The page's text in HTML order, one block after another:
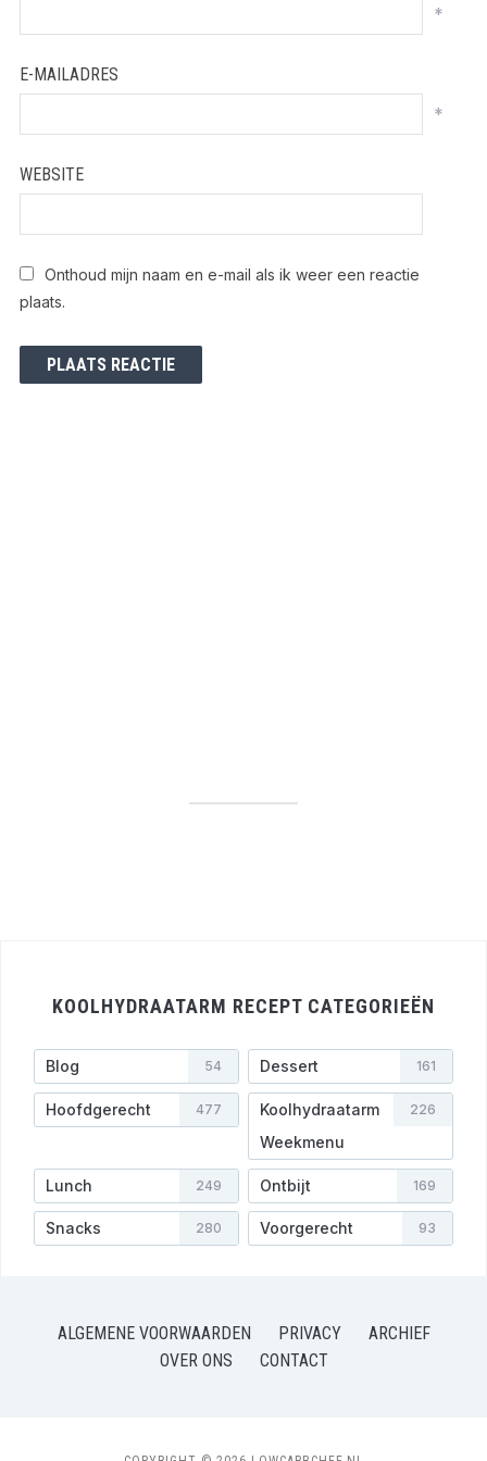
*
E-MAILADRES
*
WEBSITE
Onthoud mijn naam en e-mail als ik weer een reactie
plaats.
KOOLHYDRAATARM RECEPT CATEGORIEËN
Blog 54 Dessert 161
Hoofdgerecht 477
Koolhydraatarm
Weekmenu
226
Lunch 249 Ontbijt 169
Snacks 280 Voorgerecht 93
ALGEMENE VOORWAARDEN PRIVACY
ARCHIEF
OVER ONS
CONTACT